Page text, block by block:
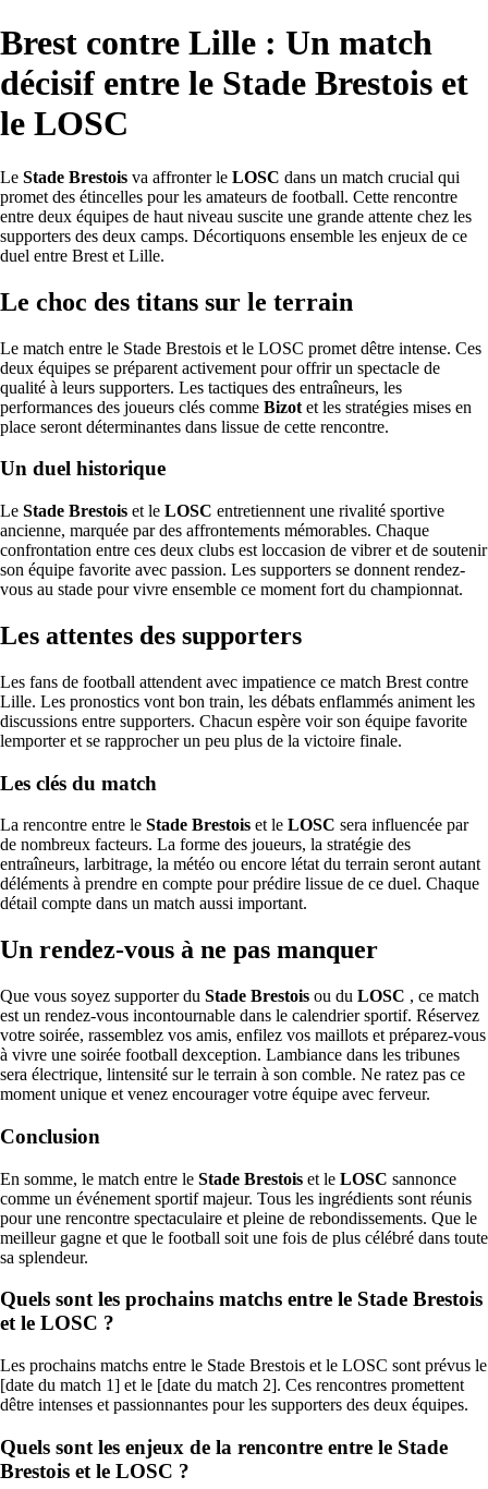
Brest contre Lille : Un match
décisif entre le Stade Brestois et
le LOSC
Le Stade Brestois va affronter le LOSC dans un match crucial qui
promet des étincelles pour les amateurs de football. Cette rencontre
entre deux équipes de haut niveau suscite une grande attente chez les
supporters des deux camps. Décortiquons ensemble les enjeux de ce
duel entre Brest et Lille.
Le choc des titans sur le terrain
Le match entre le Stade Brestois et le LOSC promet dêtre intense. Ces
deux équipes se préparent activement pour offrir un spectacle de
qualité à leurs supporters. Les tactiques des entraîneurs, les
performances des joueurs clés comme Bizot et les stratégies mises en
place seront déterminantes dans lissue de cette rencontre.
Un duel historique
Le Stade Brestois et le LOSC entretiennent une rivalité sportive
ancienne, marquée par des affrontements mémorables. Chaque
confrontation entre ces deux clubs est loccasion de vibrer et de soutenir
son équipe favorite avec passion. Les supporters se donnent rendez-
vous au stade pour vivre ensemble ce moment fort du championnat.
Les attentes des supporters
Les fans de football attendent avec impatience ce match Brest contre
Lille. Les pronostics vont bon train, les débats enflammés animent les
discussions entre supporters. Chacun espère voir son équipe favorite
lemporter et se rapprocher un peu plus de la victoire finale.
Les clés du match
La rencontre entre le Stade Brestois et le LOSC sera influencée par
de nombreux facteurs. La forme des joueurs, la stratégie des
entraîneurs, larbitrage, la météo ou encore létat du terrain seront autant
déléments à prendre en compte pour prédire lissue de ce duel. Chaque
détail compte dans un match aussi important.
Un rendez-vous à ne pas manquer
Que vous soyez supporter du Stade Brestois ou du LOSC , ce match
est un rendez-vous incontournable dans le calendrier sportif. Réservez
votre soirée, rassemblez vos amis, enfilez vos maillots et préparez-vous
à vivre une soirée football dexception. Lambiance dans les tribunes
sera électrique, lintensité sur le terrain à son comble. Ne ratez pas ce
moment unique et venez encourager votre équipe avec ferveur.
Conclusion
En somme, le match entre le Stade Brestois et le LOSC sannonce
comme un événement sportif majeur. Tous les ingrédients sont réunis
pour une rencontre spectaculaire et pleine de rebondissements. Que le
meilleur gagne et que le football soit une fois de plus célébré dans toute
sa splendeur.
Quels sont les prochains matchs entre le Stade Brestois
et le LOSC ?
Les prochains matchs entre le Stade Brestois et le LOSC sont prévus le
[date du match 1] et le [date du match 2]. Ces rencontres promettent
dêtre intenses et passionnantes pour les supporters des deux équipes.
Quels sont les enjeux de la rencontre entre le Stade
Brestois et le LOSC ?